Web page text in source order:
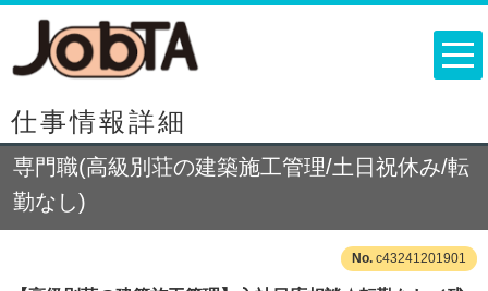
仕事情報詳細
専門職(高級別荘の建築施工管理/土日祝休み/転
勤なし)
c43241201901